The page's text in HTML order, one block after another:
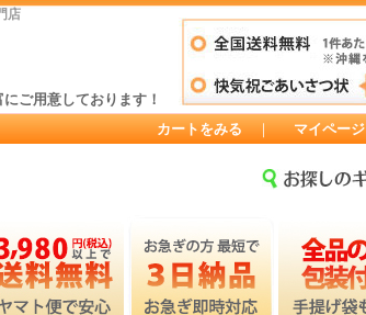
店
ご用意しております！
カートをみる ｜ マイページ